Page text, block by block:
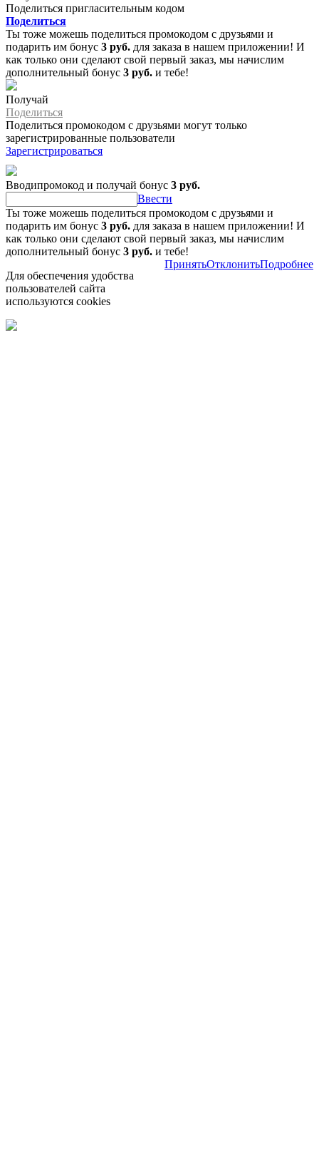
Поделиться пригласительным кодом
Поделиться
Ты тоже можешь поделиться промокодом с друзьями и
подарить им бонус 3 руб. для заказа в нашем приложении! И
как только они сделают свой первый заказ, мы начислим
дополнительный бонус 3 руб. и тебе!
Получай
Поделиться
Поделиться промокодом с друзьями могут только
зарегистрированные пользователи
Зарегистрироваться
Вводипромокод и получай бонус 3 руб.
Ввести
Ты тоже можешь поделиться промокодом с друзьями и
подарить им бонус 3 руб. для заказа в нашем приложении! И
как только они сделают свой первый заказ, мы начислим
дополнительный бонус 3 руб. и тебе!
Для обеспечения удобства
пользователей сайта
используются cookies
ПринятьОтклонитьПодробнее